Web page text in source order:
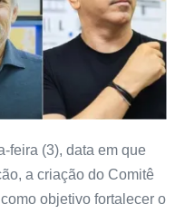
feira (3), data em que
a criação do Comitê
objetivo fortalecer o